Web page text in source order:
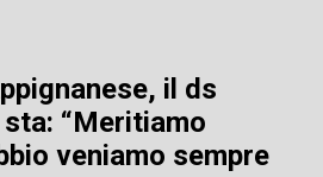
il ds
“Meritiamo
veniamo sempre